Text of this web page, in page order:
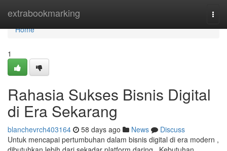
extrabookmarking
Home
Home
1
Rahasia Sukses Bisnis Digital
di Era Sekarang
blanchevrch403164 58 days ago News
Discuss
Untuk mencapai pertumbuhan dalam bisnis digital di era modern ,